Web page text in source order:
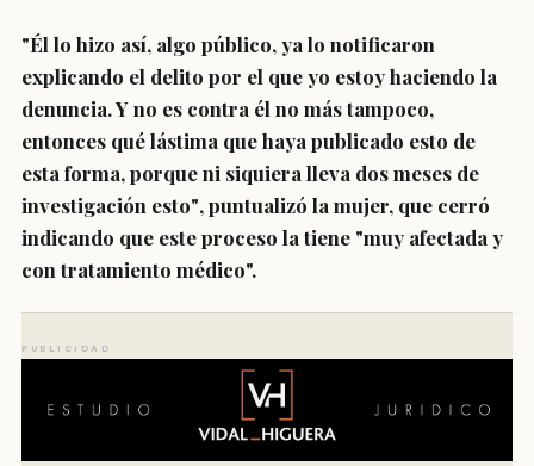
"Él lo hizo así, algo público, ya lo notificaron
explicando el delito por el que yo estoy haciendo la
denuncia. Y no es contra él no más tampoco,
entonces qué lástima que haya publicado esto de
esta forma, porqueni siquiera lleva dos meses de
investigación esto", puntualizó la mujer, que cerró
indicando que este proceso la tiene "muy afectada y
con tratamiento médico".
PUBLICIDAD